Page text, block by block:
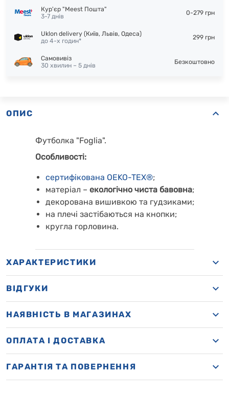
Кур'єр "Meest Пошта"
3-7 днів
0-279 грн
Uklon delivery (Київ, Львів, Одеса)
до 4-х годин*
299 грн
Самовивіз
30 хвилин – 5 днів
Безкоштовно
ОПИС
Футболка "Foglia".
Особливості:
сертифікована OEKO-TEX®;
матеріал – екологічно чиста бавовна;
декорована вишивкою та гудзиками;
на плечі застібаються на кнопки;
кругла горловина.
ХАРАКТЕРИСТИКИ
ВІДГУКИ
НАЯВНІСТЬ В МАГАЗИНАХ
OПЛАТА І ДОСТАВКА
ГАРАНТІЯ ТА ПОВЕРНЕННЯ